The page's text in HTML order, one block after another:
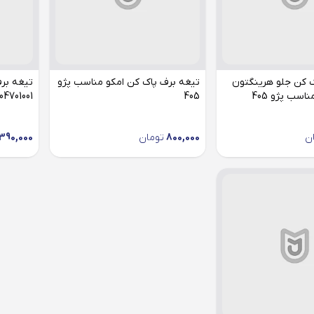
کن جلو هرینگتون
تیغه برف پاک کن امکو مناسب پژو
405
800,000 تومان
تیغه
04701001 مناسب پژو 405 (یک